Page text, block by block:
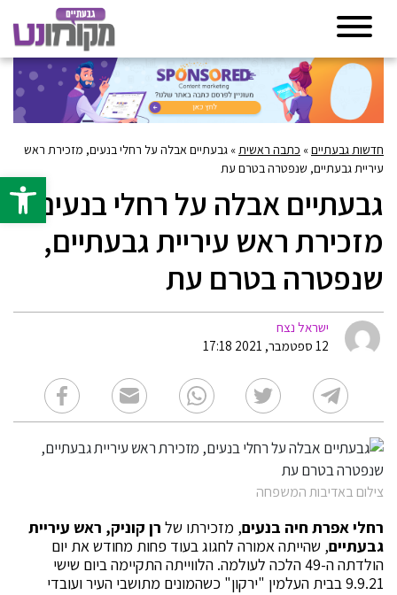
פתח
חדשות גבעתיים» כתבה ראשית » גבעתיים אבלה על רחלי בנעים, מזכירת ראש
עיריית גבעתיים, שנפטרה בטרם עת
גבעתיים אבלה על רחלי בנעים,
מזכירת ראש עיריית גבעתיים,
שנפטרה בטרם עת
ישראל נצח
12 ספטמבר, 2021 17:18
צילום באדיבות המשפחה
רחלי אפרת חיה בנעים, מזכירתו של רן קוניק, ראש עיריית
גבעתיים, שהייתה אמורה לחגוג בעוד פחות מחודש את יום
הולדתה ה-49 הלכה לעולמה. הלווייתה התקיימה ביום שישי
9.9.21 בבית העלמין "ירקון" כשהמונים מתושבי העיר ועובדי